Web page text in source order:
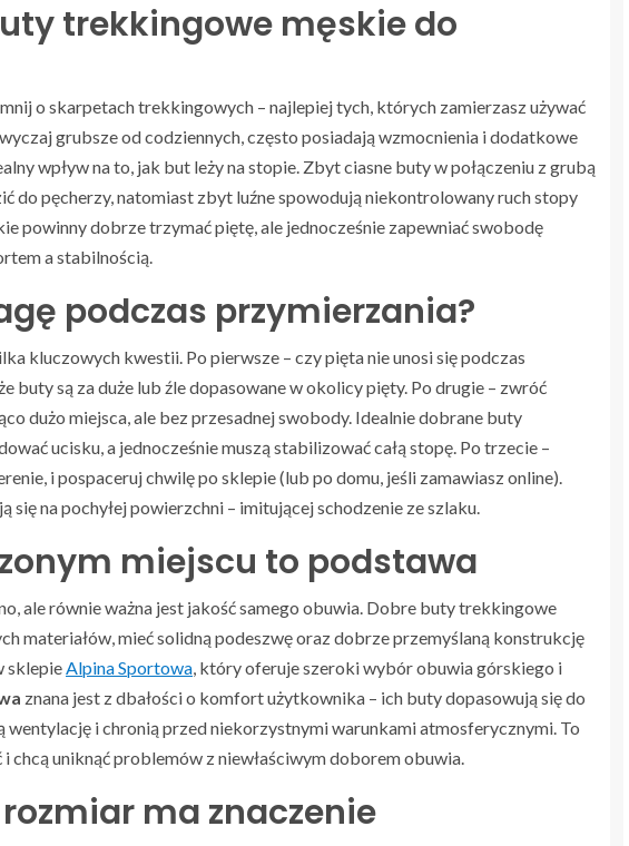
trekkingowe męskie do
o skarpetach trekkingowych – najlepiej tych, których zamierzasz używać
grubsze od codziennych, często posiadają wzmocnienia i dodatkowe
wpływ na to, jak but leży na stopie. Zbyt ciasne buty w połączeniu z grubą
do pęcherzy, natomiast zbyt luźne spowodują niekontrolowany ruch stopy
powinny dobrze trzymać piętę, ale jednocześnie zapewniać swobodę
a stabilnością.
podczas przymierzania?
kluczowych kwestii. Po pierwsze – czy pięta nie unosi się podczas
buty są za duże lub źle dopasowane w okolicy pięty. Po drugie – zwróć
dużo miejsca, ale bez przesadnej swobody. Idealnie dobrane buty
ucisku, a jednocześnie muszą stabilizować całą stopę. Po trzecie –
i pospaceruj chwilę po sklepie (lub po domu, jeśli zamawiasz online).
na pochyłej powierzchni – imitującej schodzenie ze szlaku.
miejscu to podstawa
ale równie ważna jest jakość samego obuwia. Dobre buty trekkingowe
materiałów, mieć solidną podeszwę oraz dobrze przemyślaną konstrukcję
sklepieAlpina Sportowa, który oferuje szeroki wybór obuwia górskiego i
znana jest z dbałości o komfort użytkownika – ich buty dopasowują się do
wentylację i chronią przed niekorzystnymi warunkami atmosferycznymi. To
chcą uniknąć problemów z niewłaściwym doborem obuwia.
ma znaczenie